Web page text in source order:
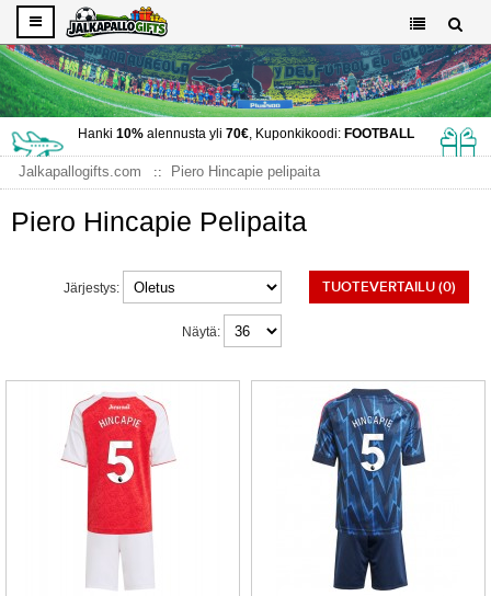
Hanki 10%alennusta yli 70€, Kuponkikoodi: FOOTBALL
Jalkapallogifts.com Piero Hincapie pelipaita
Piero Hincapie Pelipaita
TUOTEVERTAILU (0)
Järjestys:
Näytä: